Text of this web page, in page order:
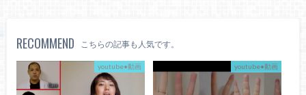
RECOMMEND こちらの記事も人気です。
youtube•動画 youtube•動画